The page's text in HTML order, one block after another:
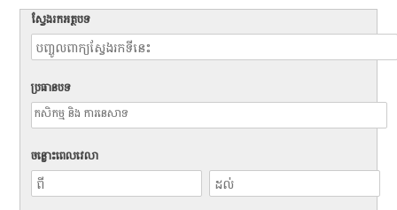
ស្វែងរកអត្ថបទ
ប្រធានបទ
ចន្លោះពេលវេលា